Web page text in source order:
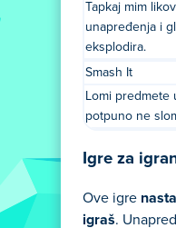
Tapkaj mim
unapređenja i
eksplodira.
Smash It
Lomi predmete
potpuno ne
Igre za
Ove igre
igraš.